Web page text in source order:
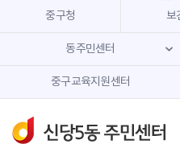
본문 내
주메뉴
중구청 보
동주민센터
중구교육지원센터